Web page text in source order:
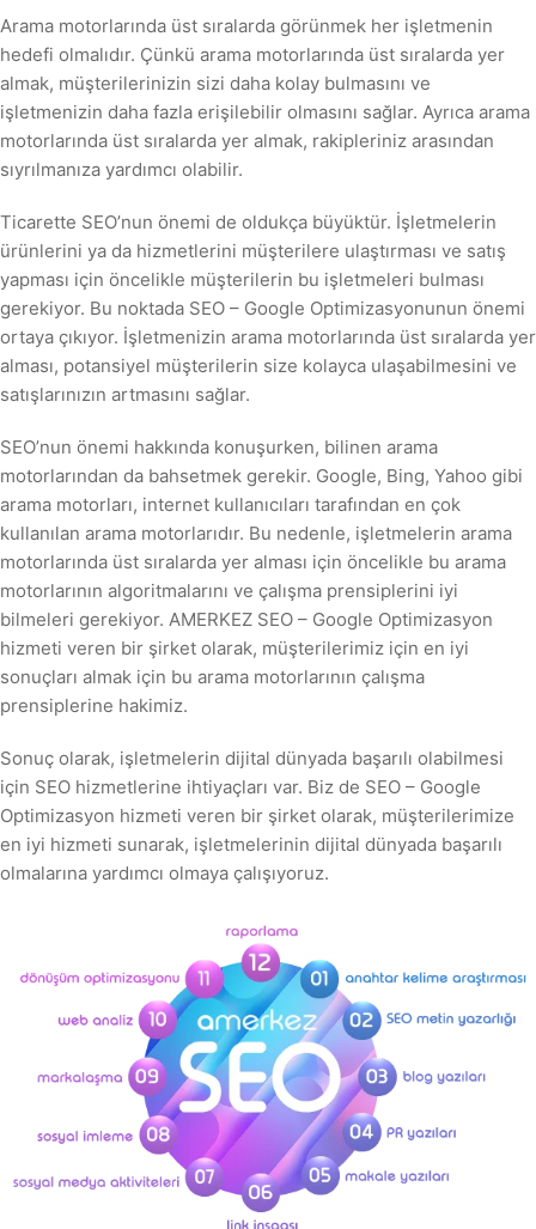
Arama motorlarında üst sıralarda görünmek her işletmenin
hedefi olmalıdır. Çünkü arama motorlarında üst sıralarda yer
almak, müşterilerinizin sizi daha kolay bulmasını ve
işletmenizin daha fazla erişilebilir olmasını sağlar. Ayrıca arama
motorlarında üst sıralarda yer almak, rakipleriniz arasından
sıyrılmanıza yardımcı olabilir.
Ticarette SEO’nun önemi de oldukça büyüktür. İşletmelerin
ürünlerini ya da hizmetlerini müşterilere ulaştırması ve satış
yapması için öncelikle müşterilerin bu işletmeleri bulması
gerekiyor. Bu noktada SEO – Google Optimizasyonunun önemi
ortaya çıkıyor. İşletmenizin arama motorlarında üst sıralarda yer
alması, potansiyel müşterilerin size kolayca ulaşabilmesini ve
satışlarınızın artmasını sağlar.
SEO’nun önemi hakkında konuşurken, bilinen arama
motorlarından da bahsetmek gerekir. Google, Bing, Yahoo gibi
arama motorları, internet kullanıcıları tarafından en çok
kullanılan arama motorlarıdır. Bu nedenle, işletmelerin arama
motorlarında üst sıralarda yer alması için öncelikle bu arama
motorlarının algoritmalarını ve çalışma prensiplerini iyi
bilmeleri gerekiyor. AMERKEZ SEO – Google Optimizasyon
hizmeti veren bir şirket olarak, müşterilerimiz için en iyi
sonuçları almak için bu arama motorlarının çalışma
prensiplerine hakimiz.
Sonuç olarak, işletmelerin dijital dünyada başarılı olabilmesi
için SEO hizmetlerine ihtiyaçları var. Biz de SEO – Google
Optimizasyon hizmeti veren bir şirket olarak, müşterilerimize
en iyi hizmeti sunarak, işletmelerinin dijital dünyada başarılı
olmalarına yardımcı olmaya çalışıyoruz.